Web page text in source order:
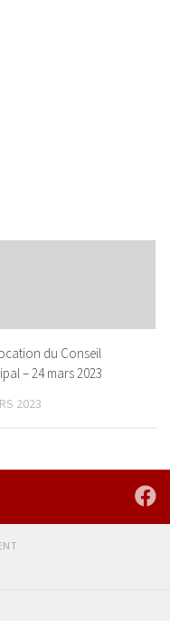
du Conseil
– 24 mars 2023
2023